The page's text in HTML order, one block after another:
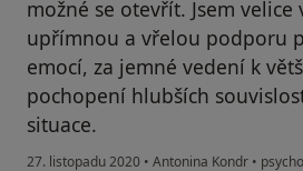
možné se otevřít. Jsem velice
upřímnou a vřelou podporu
emocí, za jemné vedení k
pochopení hlubších
situace.
27. listopadu 2020 • Antonina Kondr •